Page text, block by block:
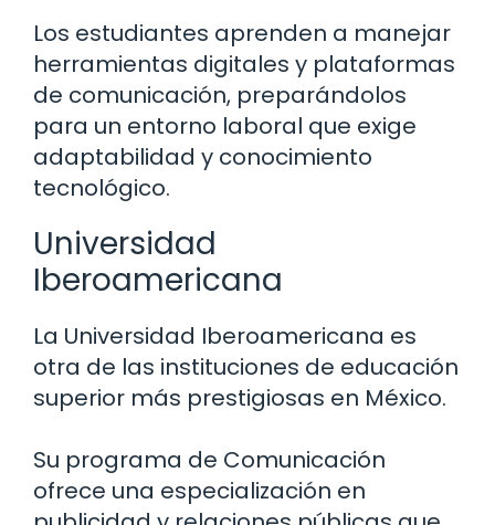
Los estudiantes aprenden a manejar
herramientas digitales y plataformas
de comunicación, preparándolos
para un entorno laboral que exige
adaptabilidad y conocimiento
tecnológico.
Universidad
Iberoamericana
La Universidad Iberoamericana es
otra de las instituciones de educación
superior más prestigiosas en México.
Su programa de Comunicación
ofrece una especialización en